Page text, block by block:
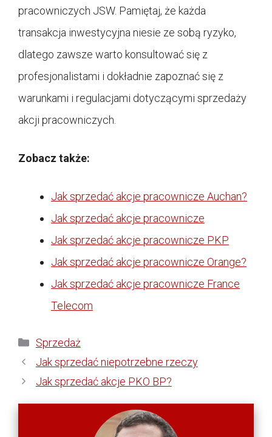
pracowniczych JSW. Pamiętaj, że każda
transakcja inwestycyjna niesie ze sobą ryzyko,
dlatego zawsze warto konsultować się z
profesjonalistami i dokładnie zapoznać się z
warunkami i regulacjami dotyczącymi sprzedaży
akcji pracowniczych.
Zobacz także:
Jak sprzedać akcje pracownicze Auchan?
Jak sprzedać akcje pracownicze
Jak sprzedać akcje pracownicze PKP
Jak sprzedać akcje pracownicze Orange?
Jak sprzedać akcje pracownicze France
Telecom
Kategorie
Sprzedaż
Jak sprzedać niepotrzebne rzeczy
Jak sprzedać akcje PKO BP?